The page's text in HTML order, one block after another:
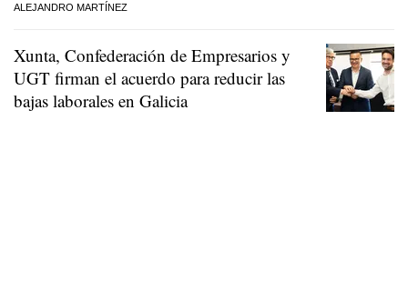
ALEJANDRO MARTÍNEZ
Xunta, Confederación de Empresarios y
UGT firman el acuerdo para reducir las
bajas laborales en Galicia